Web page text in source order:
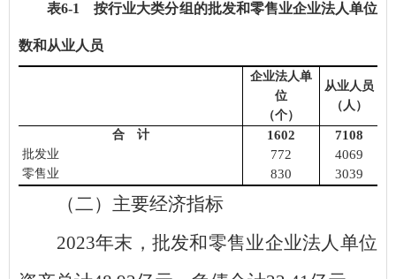
表6-1 按行业大类分组的批发和零售业企业法人单位
数和从业人员
企业法人单
位
（个）
从业人员
（人）
合 计 1602 7108
批发业 772 4069
零售业 830 3039
（二）主要经济指标
2023年末，批发和零售业企业法人单位